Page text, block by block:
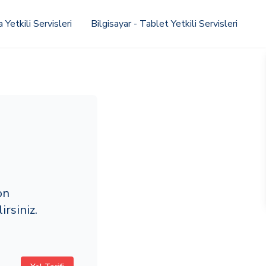
Yetkili Servisleri Bilgisayar - Tablet Yetkili Servisleri